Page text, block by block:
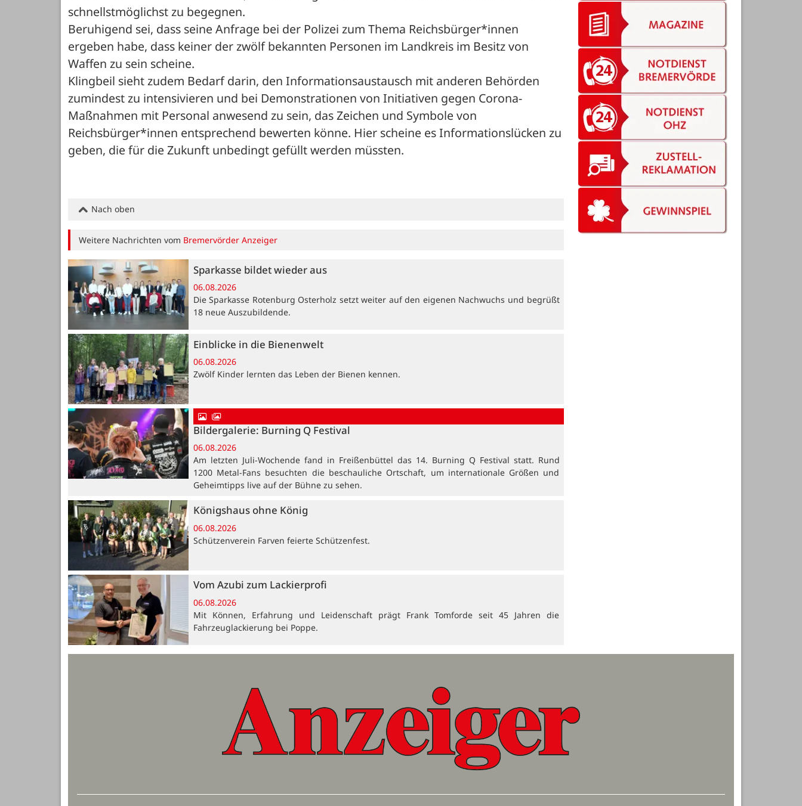
schnellstmöglichst zu begegnen.
Beruhigend sei, dass seine Anfrage bei der Polizei zum Thema Reichsbürger*innen
ergeben habe, dass keiner der zwölf bekannten Personen im Landkreis im Besitz von
Waffen zu sein scheine.
Klingbeil sieht zudem Bedarf darin, den Informationsaustausch mit anderen Behörden
zumindest zu intensivieren und bei Demonstrationen von Initiativen gegen Corona-
Maßnahmen mit Personal anwesend zu sein, das Zeichen und Symbole von
Reichsbürger*innen entsprechend bewerten könne. Hier scheine es Informationslücken zu
geben, die für die Zukunft unbedingt gefüllt werden müssten.
Nach oben
Weitere Nachrichten vom Bremervörder Anzeiger
Sparkasse bildet wieder aus
06.08.2026
Die Sparkasse Rotenburg Osterholz setzt weiter auf den eigenen Nachwuchs und begrüßt
18 neue Auszubildende.
Einblicke in die Bienenwelt
06.08.2026
Zwölf Kinder lernten das Leben der Bienen kennen.
Bildergalerie: Burning Q Festival
06.08.2026
Am letzten Juli-Wochende fand in Freißenbüttel das 14. Burning Q Festival statt. Rund
1200 Metal-Fans besuchten die beschauliche Ortschaft, um internationale Größen und
Geheimtipps live auf der Bühne zu sehen.
Königshaus ohne König
06.08.2026
Schützenverein Farven feierte Schützenfest.
Vom Azubi zum Lackierprofi
06.08.2026
Mit Können, Erfahrung und Leidenschaft prägt Frank Tomforde seit 45 Jahren die
Fahrzeuglackierung bei Poppe.